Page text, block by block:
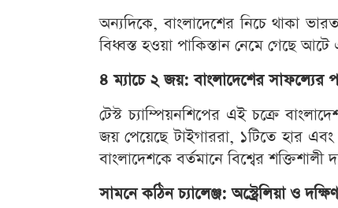
অন্যদিকে, বাংলাদেশের নিচে থাকা
বিধ্বস্ত হওয়া পাকিস্তান নেমে গেছে
৪ ম্যাচে ২ জয়: বাংলাদেশের সাফল্যের
টেস্ট চ্যাম্পিয়নশিপের এই চক্রে
জয় পেয়েছে টাইগাররা, ১টিতে হার
বাংলাদেশকে বর্তমানে বিশ্বের
সামনে কঠিন চ্যালেঞ্জ: অস্ট্রেলিয়া ও